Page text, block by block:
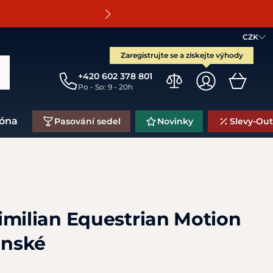
CZK
Zaregistrujte se a získejte výhody
+420 602 378 801
Po - So: 9 - 20h
Pasování sedel Novinky Slevy-
Equestrian Motion